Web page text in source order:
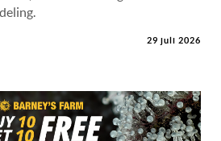
29 juli 2026